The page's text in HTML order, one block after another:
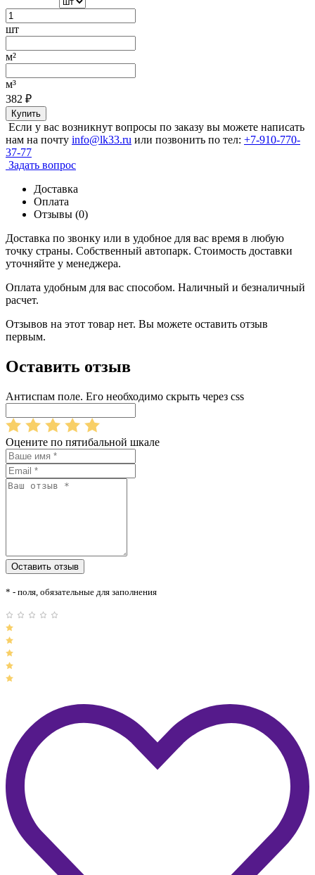
шт
м²
м³
382 ₽
Купить
Если у вас возникнут вопросы по заказу вы можете написать
нам на почту info@lk33.ru или позвонить по тел: +7-910-770-
37-77
Задать вопрос
Доставка
Оплата
Отзывы (0)
Доставка по звонку или в удобное для вас время в любую
точку страны. Собственный автопарк. Стоимость доставки
уточняйте у менеджера.
Оплата удобным для вас способом. Наличный и безналичный
расчет.
Отзывов на этот товар нет. Вы можете оставить отзыв
первым.
Оставить отзыв
Антиспам поле. Его необходимо скрыть через css
Оцените по пятибальной шкале
* - поля, обязательные для заполнения